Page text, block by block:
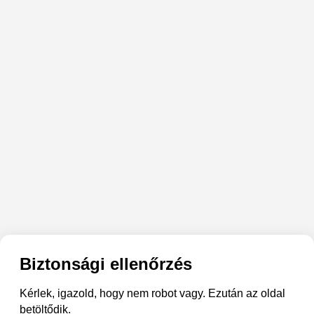
Biztonsági ellenőrzés
Kérlek, igazold, hogy nem robot vagy. Ezután az oldal
betöltődik.